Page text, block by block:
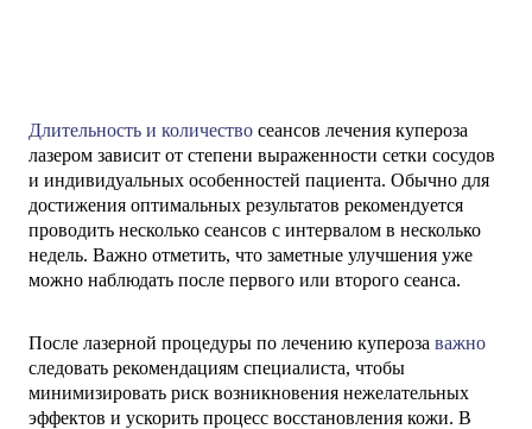
Длительность и количество сеансов лечения купероза
лазером зависит от степени выраженности сетки сосудов
и индивидуальных особенностей пациента. Обычно для
достижения оптимальных результатов рекомендуется
проводить несколько сеансов с интервалом в несколько
недель. Важно отметить, что заметные улучшения уже
можно наблюдать после первого или второго сеанса.
После лазерной процедуры по лечению купероза важно
следовать рекомендациям специалиста, чтобы
минимизировать риск возникновения нежелательных
эффектов и ускорить процесс восстановления кожи. В